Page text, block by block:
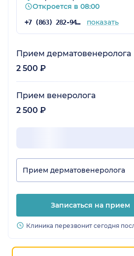
Откроется в 08:00
+7 (863) 282-94-46 показать
Прием дерматовенеролога
2 500 ₽
Прием венеролога
2 500 ₽
Прием дерматовенеролога
Записаться на прием
Клиника перезвонит сегодня